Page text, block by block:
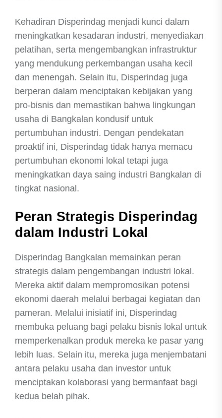
Kehadiran Disperindag menjadi kunci dalam
meningkatkan kesadaran industri, menyediakan
pelatihan, serta mengembangkan infrastruktur
yang mendukung perkembangan usaha kecil
dan menengah. Selain itu, Disperindag juga
berperan dalam menciptakan kebijakan yang
pro-bisnis dan memastikan bahwa lingkungan
usaha di Bangkalan kondusif untuk
pertumbuhan industri. Dengan pendekatan
proaktif ini, Disperindag tidak hanya memacu
pertumbuhan ekonomi lokal tetapi juga
meningkatkan daya saing industri Bangkalan di
tingkat nasional.
Peran Strategis Disperindag
dalam Industri Lokal
Disperindag Bangkalan memainkan peran
strategis dalam pengembangan industri lokal.
Mereka aktif dalam mempromosikan potensi
ekonomi daerah melalui berbagai kegiatan dan
pameran. Melalui inisiatif ini, Disperindag
membuka peluang bagi pelaku bisnis lokal untuk
memperkenalkan produk mereka ke pasar yang
lebih luas. Selain itu, mereka juga menjembatani
antara pelaku usaha dan investor untuk
menciptakan kolaborasi yang bermanfaat bagi
kedua belah pihak.